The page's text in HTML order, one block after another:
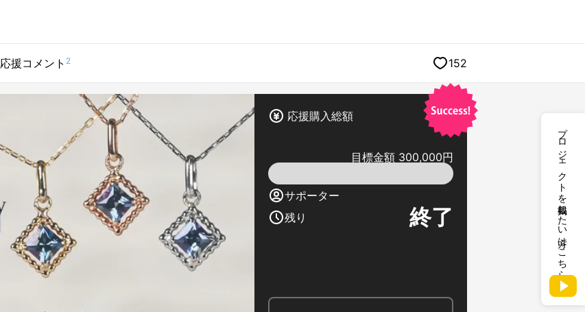
プロジェクトを掲載したい方はこちら
応援コメント 2 152
応援購入総額
目標金額 300,000円
サポーター
残り
終了